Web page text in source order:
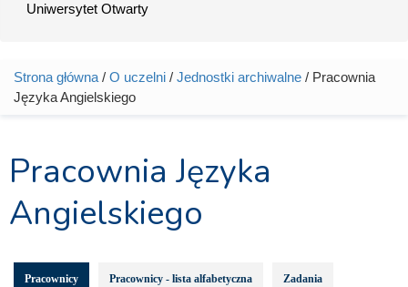
Uniwersytet Otwarty
Jesteś tutaj
Strona główna / O uczelni / Jednostki archiwalne / Pracownia
Języka Angielskiego
Pracownia Języka
Angielskiego
Pracownicy Pracownicy - lista alfabetyczna Zadania